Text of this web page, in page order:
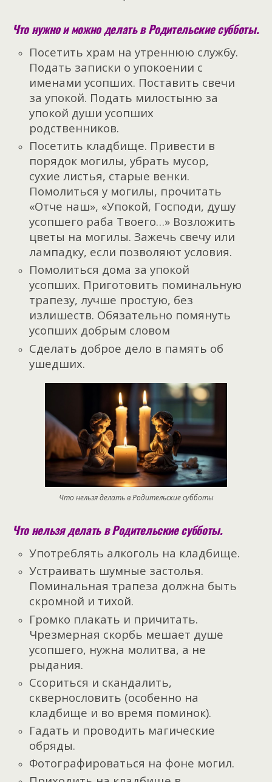
Что нужно и можно делать в Родительские субботы.
Посетить храм на утреннюю службу.
Подать записки о упокоении с
именами усопших. Поставить свечи
за упокой. Подать милостыню за
упокой души усопших
родственников.
Посетить кладбище. Привести в
порядок могилы, убрать мусор,
сухие листья, старые венки.
Помолиться у могилы, прочитать
«Отче наш», «Упокой, Господи, душу
усопшего раба Твоего…» Возложить
цветы на могилы.Зажечь свечу или
лампадку, если позволяют условия.
Помолиться дома за упокой
усопших. Приготовить поминальную
трапезу, лучше простую, без
излишеств. Обязательно помянуть
усопших добрым словом
Сделать доброе дело в память об
ушедших.
Что нельзя делать в Родительские субботы
Что нельзя делать в Родительские субботы.
Употреблять алкоголь на кладбище.
Устраивать шумные застолья.
Поминальная трапеза должна быть
скромной и тихой.
Громко плакать и причитать.
Чрезмерная скорбь мешает душе
усопшего, нужна молитва, а не
рыдания.
Ссориться и скандалить,
сквернословить (особенно на
кладбище и во время поминок).
Гадать и проводить магические
обряды.
Фотографироваться на фоне могил.